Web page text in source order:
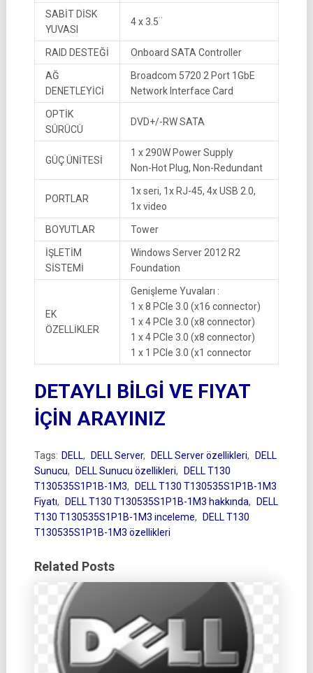
SABİT DİSK
YUVASI
4 x 3.5¨
RAID DESTEĞİ Onboard SATA Controller
AĞ
DENETLEYİCİ
Broadcom 5720 2 Port 1GbE
Network Interface Card
OPTİK
SÜRÜCÜ
DVD+/-RW SATA
GÜÇ ÜNİTESİ
1 x 290W Power Supply
Non-Hot Plug, Non-Redundant
PORTLAR
1x seri, 1x RJ-45, 4x USB 2.0,
1x video
BOYUTLAR Tower
İŞLETİM
SİSTEMİ
Windows Server 2012 R2
Foundation
EK
ÖZELLİKLER
Genişleme Yuvaları :
1 x 8 PCIe 3.0 (x16 connector)
1 x 4 PCIe 3.0 (x8 connector)
1 x 4 PCIe 3.0 (x8 connector)
1 x 1 PCIe 3.0 (x1 connector
DETAYLI BİLGİ VE FIYAT
İÇİN ARAYINIZ
Tags: DELL, DELL Server, DELL Server özellikleri,
DELL
Sunucu, DELL Sunucu özellikleri,
DELL T130
T130535S1P1B-1M3,
DELL T130 T130535S1P1B-1M3
Fiyatı, DELL T130 T130535S1P1B-1M3 hakkında,
DELL
T130 T130535S1P1B-1M3 inceleme,
DELL T130
T130535S1P1B-1M3 özellikleri
Related Posts